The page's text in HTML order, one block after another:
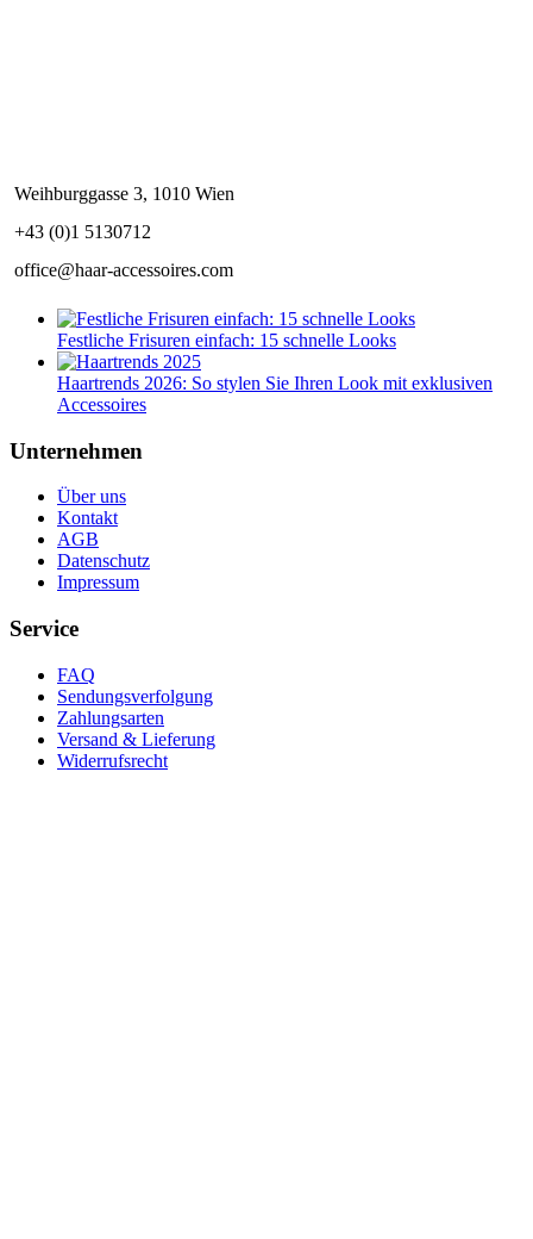
Weihburggasse 3, 1010 Wien
+43 (0)1 5130712
office@haar-accessoires.com
Festliche Frisuren einfach: 15 schnelle Looks
Haartrends 2026: So stylen Sie Ihren Look mit exklusiven
Accessoires
Unternehmen
Über uns
Kontakt
AGB
Datenschutz
Impressum
Service
FAQ
Sendungsverfolgung
Zahlungsarten
Versand & Lieferung
Widerrufsrecht